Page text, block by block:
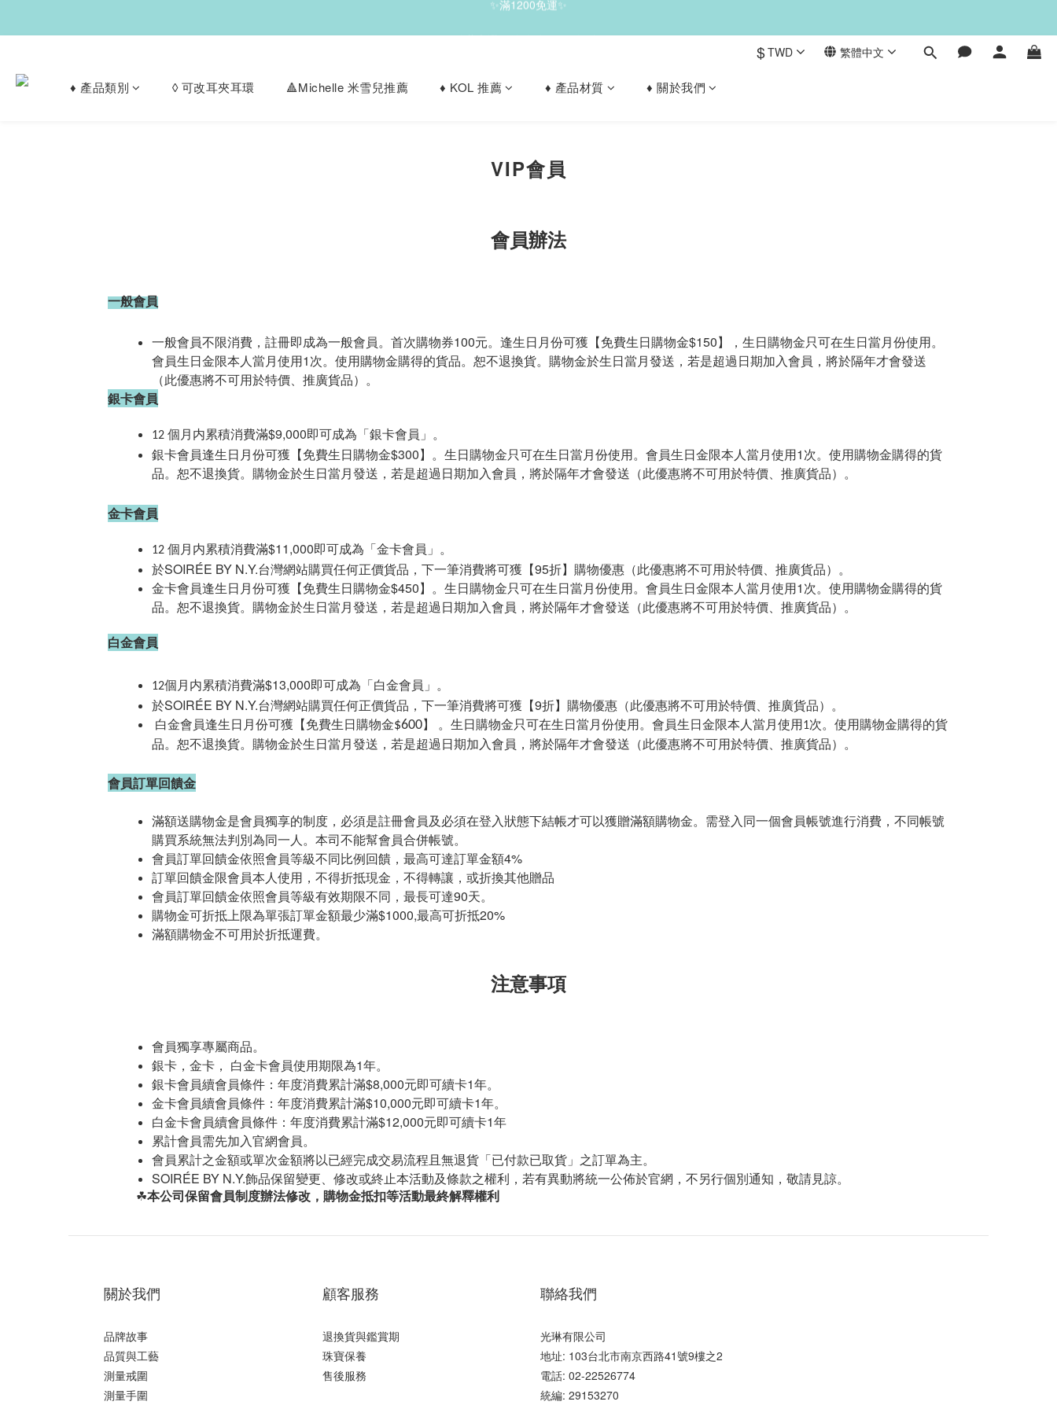
✨滿1200免運✨
$TWD 繁體中文
♦︎ 產品類別 ◊ 可改耳夾耳環 🔺Michelle 米雪兒推薦 ♦︎ KOL 推薦 ♦︎ 產品材質 ♦︎ 關於我們
VIP會員
會員辦法
一般會員
一般會員不限消費，註冊即成為一般會員。首次購物券100元。逢生日月份可獲【免費生日購物金$150】， 生日購物金只可在生日當月份使用。
會員生日金限本人當月使用1次。使用購物金購得的貨品。恕不退換貨。購物金於生日當月發送，若是超過日期加入會員，將於隔年才會發送
（此優惠將不可用於特價、推廣貨品）。
銀卡會員
12 個月内累積消費滿$9,000即可成為「銀卡會員」。
銀卡會員逢生日月份可獲【免費生日購物金$300】 。生日購物金只可在生日當月份使用。會員生日金限本人當月使用1次。使用購物金購得的貨
品。恕不退換貨。購物金於生日當月發送，若是超過日期加入會員，將於隔年才會發送（此優惠將不可用於特價、推廣貨品）。
金卡會員
12 個月内累積消費滿$11,000即可成為「金卡會員」。
於SOIRÉE BY N.Y.台灣網站購買任何正價貨品，下一筆消費將可獲【95折】購物優惠（此優惠將不可用於特價、推廣貨品）。
金卡會員逢生日月份可獲【免費生日購物金$450】 。生日購物金只可在生日當月份使用。會員生日金限本人當月使用1次。使用購物金購得的貨
品。恕不退換貨。購物金於生日當月發送，若是超過日期加入會員，將於隔年才會發送（此優惠將不可用於特價、推廣貨品）。
白金會員
12個月内累積消費滿$13,000即可成為「白金會員」。
於SOIRÉE BY N.Y.台灣網站購買任何正價貨品，下一筆消費將可獲【9折】購物優惠（此優惠將不可用於特價、推廣貨品）。
白金會員逢生日月份可獲【免費生日購物金$600】 。生日購物金只可在生日當月份使用。會員生日金限本人當月使用 1次。使用購物金購得的貨
品。恕不退換貨。購物金於生日當月發送，若是超過日期加入會員， 將於隔年才會發送（此優惠將不可用於特價、推廣貨品）。
會員訂單回饋金
滿額送購物金是會員獨享的制度，必須是註冊會員及必須在登入狀態下結帳才可以獲贈滿額購物金。需登入同一個會員帳號進行消費，不同帳號
購買系統無法判別為同一人。本司不能幫會員合併帳號。
會員訂單回饋金依照會員等級不同比例回饋，最高可達訂單金額4%
訂單回饋金限會員本人使用，不得折抵現金，不得轉讓，或折換其他贈品
會員訂單回饋金依照會員等級有效期限不同，最長可達90天。
購物金可折抵上限為單張訂單金額最少滿$1000,最高可折抵20%
滿額購物金不可用於折抵運費。
注意事項
會員獨享專屬商品。
銀卡，金卡， 白金卡會員使用期限為1年。
銀卡會員續會員條件：年度消費累計滿$8,000元即可續卡1年。
金卡會員續會員條件：年度消費累計滿$10,000元即可續卡1年。
白金卡會員續會員條件：年度消費累計滿$12,000元即可續卡1年
累計會員需先加入官網會員。
會員累計之金額或單次金額將以已經完成交易流程且無退貨「已付款已取貨」之訂單為主。
SOIRÉE BY N.Y.飾品保留變更、修改或終止本活動及條款之權利，若有異動將統一公佈於官網，不另行個別通知，敬請見諒。
☘︎本公司保留會員制度辦法修改，購物金抵扣等活動最終解釋權利
關於我們
品牌故事
品質與工藝
測量戒圍
測量手圍
顧客服務
退換貨與鑑賞期
珠寶保養
售後服務
聯絡我們
光琳有限公司
地址: 103台北市南京西路41號9樓之2
電話: 02-22526774
統編: 29153270